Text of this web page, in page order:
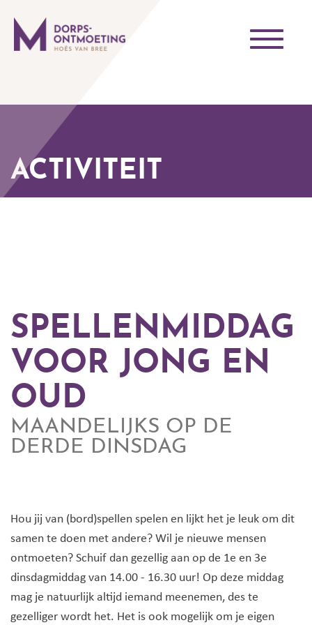
Toggle
ACTIVITEIT
SPELLENMIDDAG
VOOR JONG EN
OUD
MAANDELIJKS OP DE
DERDE DINSDAG
Hou jij van (bord)spellen spelen en lijkt het je leuk om dit
samen te doen met andere? Wil je nieuwe mensen
ontmoeten? Schuif dan gezellig aan op de 1e en 3e
dinsdagmiddag van 14.00 - 16.30 uur! Op deze middag
mag je natuurlijk altijd iemand meenemen, des te
gezelliger wordt het. Het is ook mogelijk om je eigen